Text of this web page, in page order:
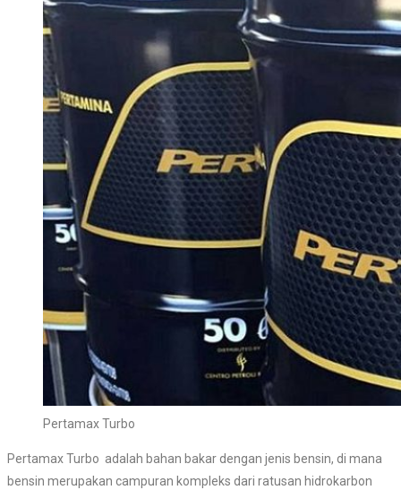
Pertamax Turbo
Pertamax Turbo adalah bahan bakar dengan jenis bensin, di mana
bensin merupakan campuran kompleks dari ratusan hidrokarbon